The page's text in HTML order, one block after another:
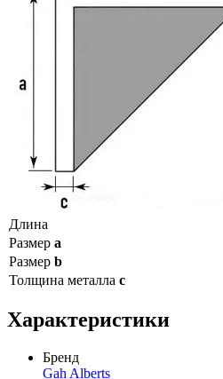
Длина
Размер a
Размер b
Толщина металла c
Характеристики
Бренд
Gah Alberts